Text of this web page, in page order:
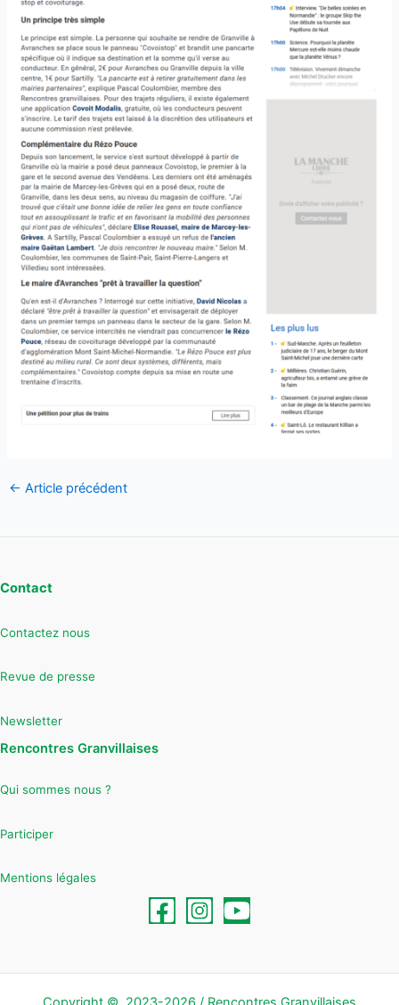
Navigation
← Article précédent
Contact
Contactez nous
Revue de presse
Newsletter
Rencontres Granvillaises
Qui sommes nous ?
Participer
Mentions légales